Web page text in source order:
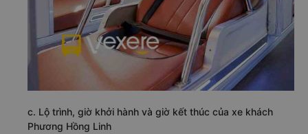
c. Lộ trình, giờ khởi hành và giờ kết thúc của xe khách
Phương Hồng Linh